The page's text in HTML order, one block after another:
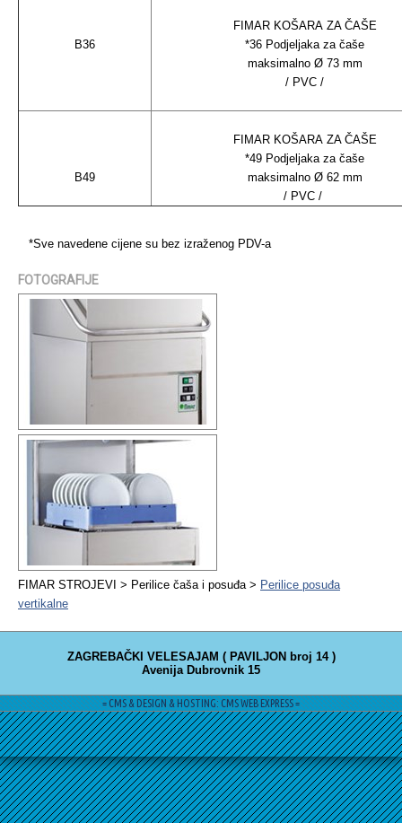
B36
FIMAR KOŠARA ZA ČAŠE
*36 Podjeljaka za čaše
maksimalno Ø 73 mm
/ PVC /
B49
FIMAR KOŠARA ZA ČAŠE
*49 Podjeljaka za čaše
maksimalno Ø 62 mm
/ PVC /
*Sve navedene cijene su bez izraženog PDV-a
FOTOGRAFIJE
FIMAR STROJEVI > Perilice čaša i posuđa > Perilice posuđa
vertikalne
ZAGREBAČKI VELESAJAM ( PAVILJON broj 14 )
Avenija Dubrovnik 15
= CMS & DESIGN & HOSTING: CMS WEB EXPRESS =